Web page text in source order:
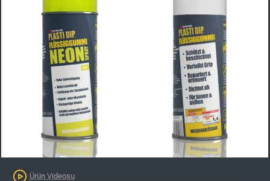
Ürün Videosu